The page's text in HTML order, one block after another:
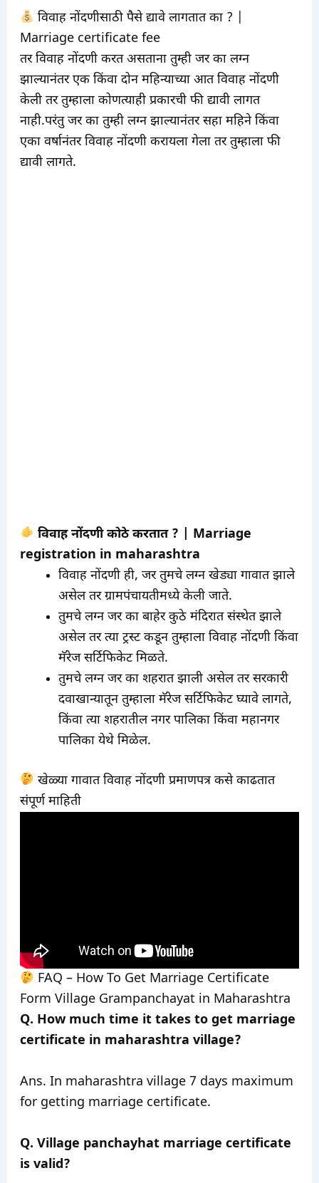
विवाह नोंदणीसाठी पैसे द्यावे लागतात का ? |
Marriage certificate fee
तर विवाह नोंदणी करत असताना तुम्ही जर का लग्न
झाल्यानंतर एक किंवा दोन महिन्याच्या आत विवाह नोंदणी
केली तर तुम्हाला कोणत्याही प्रकारची फी द्यावी लागत
नाही.परंतु जर का तुम्ही लग्न झाल्यानंतर सहा महिने किंवा
एका वर्षानंतर विवाह नोंदणी करायला गेला तर तुम्हाला फी
द्यावी लागते.
विवाह नोंदणी कोठे करतात ? | Marriage
registration in maharashtra
विवाह नोंदणी ही, जर तुमचे लग्न खेड्या गावात झाले
असेल तर ग्रामपंचायतीमध्ये केली जाते.
तुमचे लग्न जर का बाहेर कुठे मंदिरात संस्थेत झाले
असेल तर त्या ट्रस्ट कडून तुम्हाला विवाह नोंदणी किंवा
मॅरेज सर्टिफिकेट मिळते.
तुमचे लग्न जर का शहरात झाली असेल तर सरकारी
दवाखान्यातून तुम्हाला मॅरेज सर्टिफिकेट घ्यावे लागते,
किंवा त्या शहरातील नगर पालिका किंवा महानगर
पालिका येथे मिळेल.
खेळ्या गावात विवाह नोंदणी प्रमाणपत्र कसे काढतात
संपूर्ण माहिती
FAQ – How To Get Marriage Certificate
Form Village Grampanchayat in Maharashtra
Q. How much time it takes to get marriage
certificate in maharashtra village?
Ans. In maharashtra village 7 days maximum
for getting marriage certificate.
Q. Village panchayhat marriage certificate
is valid?